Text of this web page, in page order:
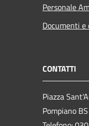
Personale
Documenti e
CONTATTI
Piazza
Pompiano BS